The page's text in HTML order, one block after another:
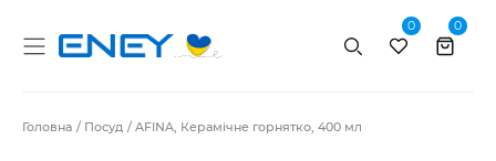
Пошук
0 0
Головна Посуд AFINA, Керамічне горнятко, 400 мл